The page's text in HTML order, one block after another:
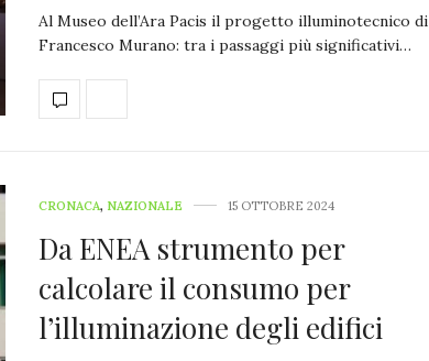
Al Museo dell’Ara Pacis il progetto illuminotecnico di
Francesco Murano: tra i passaggi più significativi…
CRONACA, NAZIONALE 15 OTTOBRE 2024
Da ENEA strumento per
calcolare il consumo per
l’illuminazione degli edifici